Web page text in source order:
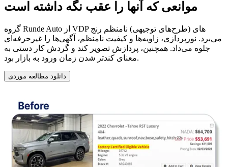
موانعی که آنها را عقب نگه داشته است
گروه Runde Auto از VDP های (طرح‌های توجیهی) نامنظم رنج
می‌برد. نورپردازی، زاویه‌ها و کیفیت نامنظم، آگهی‌ها را غیرحرفه‌ای
جلوه می‌داد. همچنین، پردازش تصویر کند و گردش کار دستی به
معنای کندتر شدن زمان ورود به بازار بود.
دانلود مطالعه موردی